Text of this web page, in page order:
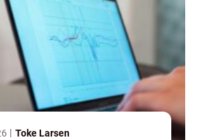
Toke Larsen